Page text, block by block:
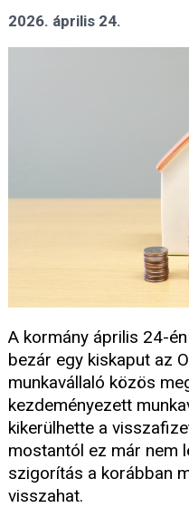
2026. április 24.
A kormány április 24-
bezár egy kiskaput az
munkavállaló közös
kezdeményezett
kikerülhette a
mostantól ez már nem
szigorítás a korábban
visszahat.